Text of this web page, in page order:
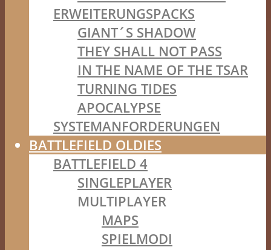
ERWEITERUNGSPACKS
GIANT´S SHADOW
THEY SHALL NOT PASS
IN THE NAME OF THE TSAR
TURNING TIDES
APOCALYPSE
SYSTEMANFORDERUNGEN
BATTLEFIELD OLDIES
BATTLEFIELD 4
SINGLEPLAYER
MULTIPLAYER
MAPS
SPIELMODI